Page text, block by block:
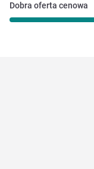
Dobra oferta cenowa